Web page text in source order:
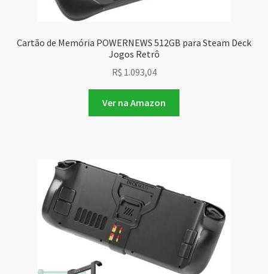
Cartão de Memória POWERNEWS 512GB para Steam Deck
Jogos Retrô
R$ 1.093,04
Ver na Amazon